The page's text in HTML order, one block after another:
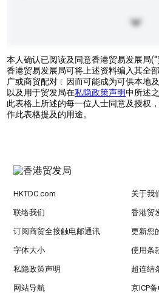
本人确认已阅读及同意香港贸易发展局(“
香港贸易发展局可将上述资料编入其全
广或商贸配对﹝因而可能成为可供本地
以及用于贸发局在私隐政策声明中所述
此表格上所述的每一位人士同意及授权
作此表格提及的用途。
HKTDC.com 关于我
联络我们 香港贸
订阅商贸全接触电邮通讯 更新您
字体大小 使用条
私隐政策声明 超连结
网站导航 京ICP